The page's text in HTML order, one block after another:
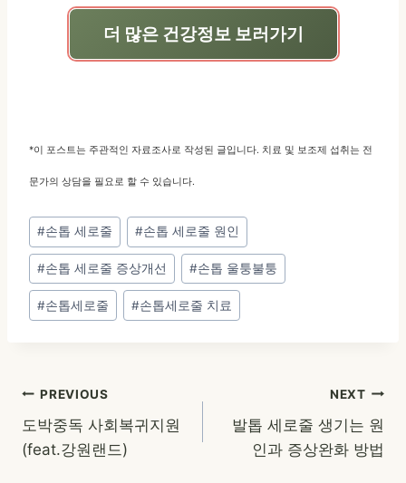
더 많은 건강정보 보러가기
*이 포스트는 주관적인 자료조사로 작성된 글입니다. 치료 및 보조제 섭취는 전
문가의 상담을 필요로 할 수 있습니다.
Post
Tags:
#손톱 세로줄 #손톱 세로줄 원인
#손톱 세로줄 증상개선 #손톱 울퉁불퉁
#손톱세로줄 #손톱세로줄 치료
글
탐
PREVIOUS
도박중독 사회복귀지원
(feat.강원랜드)
NEXT
발톱 세로줄 생기는 원
인과 증상완화 방법